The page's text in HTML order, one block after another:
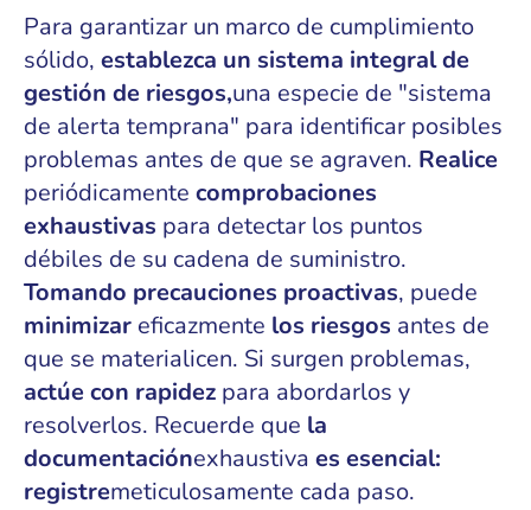
Para garantizar un marco de cumplimiento
sólido, establezca un sistema integral de
gestión de riesgos,una especie de "sistema
de alerta temprana" para identificar posibles
problemas antes de que se agraven. Realice
periódicamente comprobaciones
exhaustivas para detectar los puntos
débiles de su cadena de suministro.
Tomando precauciones proactivas, puede
minimizar eficazmente los riesgos antes de
que se materialicen. Si surgen problemas,
actúe con rapidez para abordarlos y
resolverlos. Recuerde que la
documentaciónexhaustiva es esencial:
registremeticulosamente cada paso.